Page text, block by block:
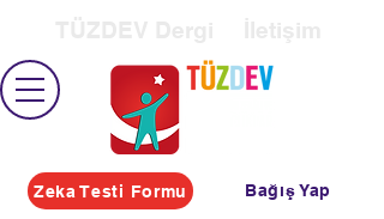
Zeka Testi Formu Bağış Yap